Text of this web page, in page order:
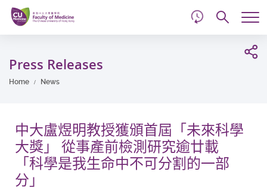
Skip
main
content
Press Releases
Home News
中大盧煜明教授獲頒首屆「未來科學
大獎」 從事產前檢測研究逾廿載
「科學是我生命中不可分割的一部
分」